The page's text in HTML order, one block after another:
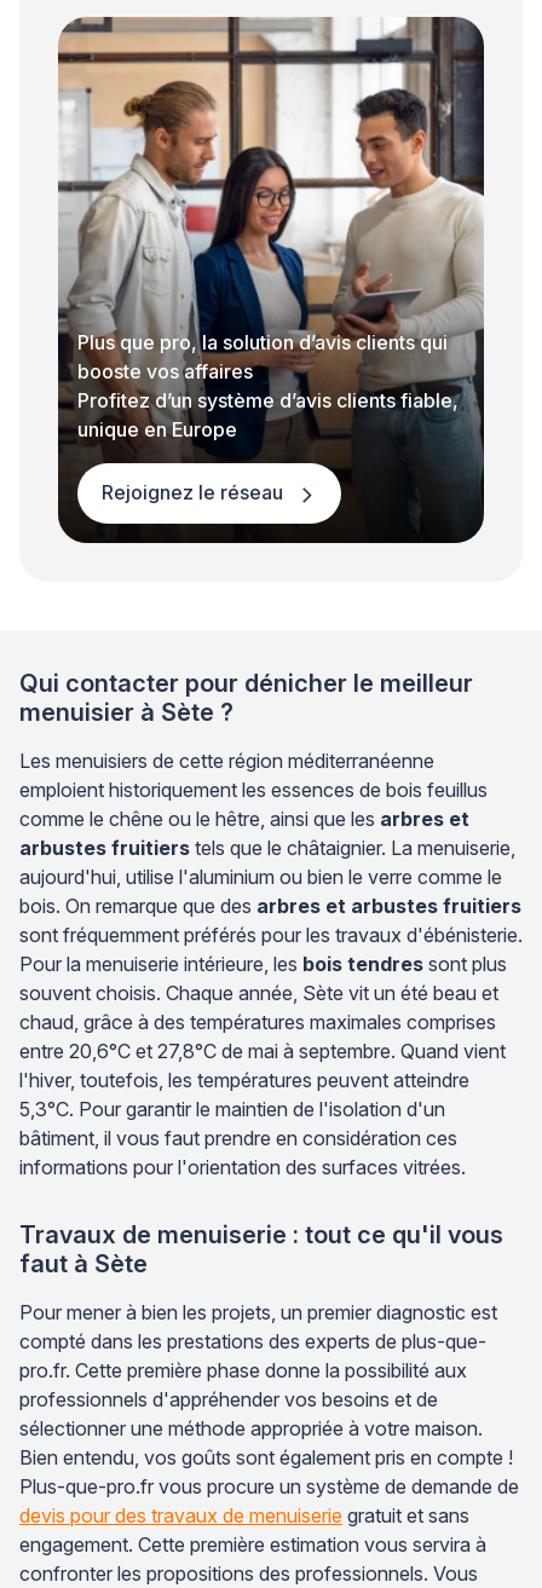
Plus que pro, la solution d’avis clients qui
booste vos affaires
Profitez d’un système d’avis clients fiable,
unique en Europe
Rejoignez le réseau
Qui contacter pour dénicher le meilleur
menuisier à Sète ?
Les menuisiers de cette région méditerranéenne
emploient historiquement les essences de bois feuillus
comme le chêne ou le hêtre, ainsi que les arbres et
arbustes fruitiers tels que le châtaignier. La menuiserie,
aujourd'hui, utilise l'aluminium ou bien le verre comme le
bois. On remarque que des arbres et arbustes fruitiers
sont fréquemment préférés pour les travaux d'ébénisterie.
Pour la menuiserie intérieure, les bois tendres sont plus
souvent choisis. Chaque année, Sète vit un été beau et
chaud, grâce à des températures maximales comprises
entre 20,6°C et 27,8°C de mai à septembre. Quand vient
l'hiver, toutefois, les températures peuvent atteindre
5,3°C. Pour garantir le maintien de l'isolation d'un
bâtiment, il vous faut prendre en considération ces
informations pour l'orientation des surfaces vitrées.
Travaux de menuiserie : tout ce qu'il vous
faut à Sète
Pour mener à bien les projets, un premier diagnostic est
compté dans les prestations des experts de plus-que-
pro.fr. Cette première phase donne la possibilité aux
professionnels d'appréhender vos besoins et de
sélectionner une méthode appropriée à votre maison.
Bien entendu, vos goûts sont également pris en compte !
Plus-que-pro.fr vous procure un système de demande de
devis pour des travaux de menuiserie gratuit et sans
engagement. Cette première estimation vous servira à
confronter les propositions des professionnels. Vous